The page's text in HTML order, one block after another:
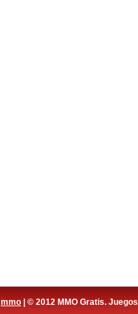
mmo | © 2012 MMO Gratis.